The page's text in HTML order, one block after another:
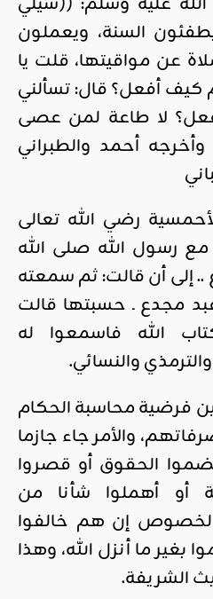
السنة، ويعملون
عن مواقيتها، قلت يا
كيف أفعل؟ قال: تسألني
لا طاعة لمن عصى
وأخرجه أحمد والطبراني
رضي الله تعالى
رسول الله صلى الله
.. إلى أن قالت: ثم سمعته
مجدع ـ حسبتها قالت
الله فاسمعوا له
والنسائي.
فرضية محاسبة الحكام
والأمر جاء جازما
هضموا الحقوق أو قصروا
أو أهملوا شأنا من
إن هم خالفوا
بغير ما أنزل الله، وهذا
الشريفة.